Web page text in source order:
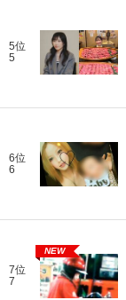
5位
5
6位
6
7位
7
NEW